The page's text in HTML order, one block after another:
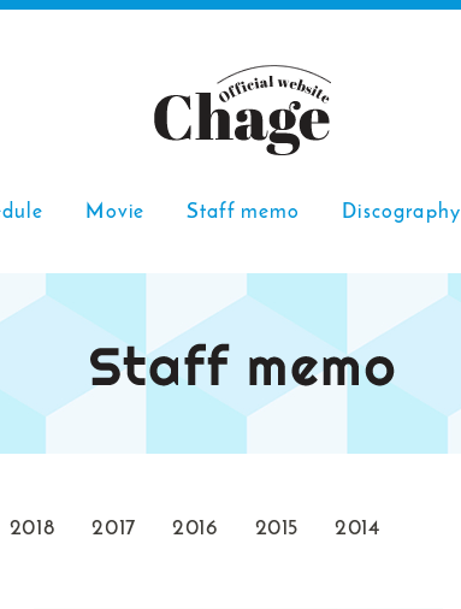
Movie Staff memo Discography
2018 2017 2016 2015 2014